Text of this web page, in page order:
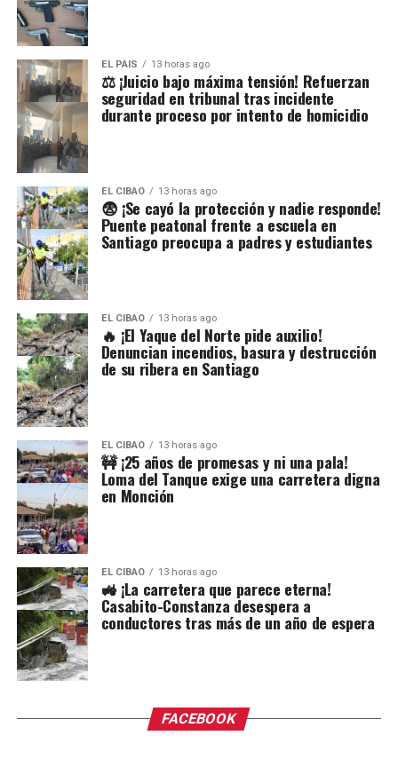
EL PAIS 13 horas ago
⚖️ ¡Juicio bajo máxima tensión! Refuerzan
seguridad en tribunal tras incidente
durante proceso por intento de homicidio
EL CIBAO 13 horas ago
😨 ¡Se cayó la protección y nadie responde!
Puente peatonal frente a escuela en
Santiago preocupa a padres y estudiantes
EL CIBAO 13 horas ago
🔥 ¡El Yaque del Norte pide auxilio!
Denuncian incendios, basura y destrucción
de su ribera en Santiago
EL CIBAO 13 horas ago
🚧 ¡25 años de promesas y ni una pala!
Loma del Tanque exige una carretera digna
en Monción
EL CIBAO 13 horas ago
🚜 ¡La carretera que parece eterna!
Casabito-Constanza desespera a
conductores tras más de un año de espera
FACEBOOK